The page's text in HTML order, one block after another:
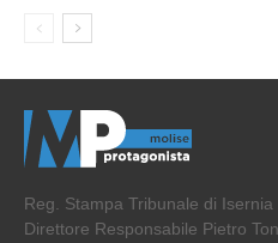
Reg. Stampa Tribunale di Isernia
Direttore Responsabile Pietro